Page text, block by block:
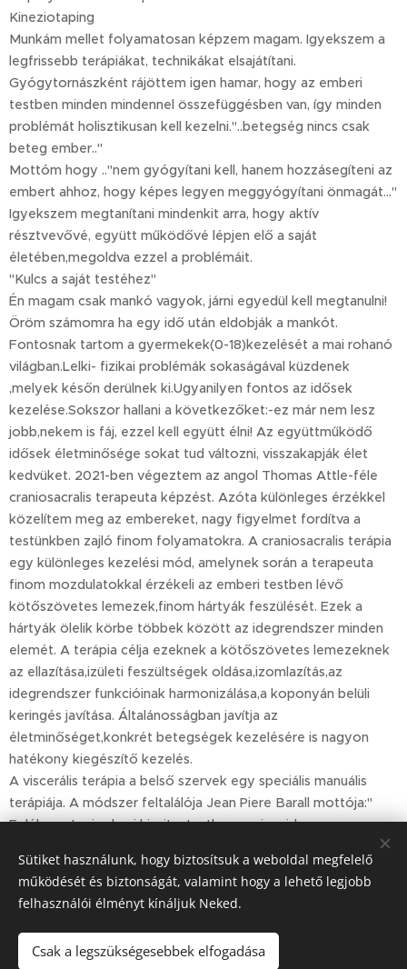
Kineziotaping
Munkám mellet folyamatosan képzem magam. Igyekszem a
legfrissebb terápiákat, technikákat elsajátítani.
Gyógytornászként rájöttem igen hamar, hogy az emberi
testben minden mindennel összefüggésben van, így minden
problémát holisztikusan kell kezelni."..betegség nincs csak
beteg ember.."
Mottóm hogy .."nem gyógyítani kell, hanem hozzásegíteni az
embert ahhoz, hogy képes legyen meggyógyítani önmagát..."
Igyekszem megtanítani mindenkit arra, hogy aktív
résztvevővé, együtt működővé lépjen elő a saját
életében,megoldva ezzel a problémáit.
"Kulcs a saját testéhez"
Én magam csak mankó vagyok, járni egyedül kell megtanulni!
Öröm számomra ha egy idő után eldobják a mankót.
Fontosnak tartom a gyermekek(0-18)kezelését a mai rohanó
világban.Lelki- fizikai problémák sokaságával küzdenek
,melyek későn derülnek ki.Ugyanilyen fontos az idősek
kezelése.Sokszor hallani a következőket:-ez már nem lesz
jobb,nekem is fáj, ezzel kell együtt élni! Az együttműködő
idősek életminősége sokat tud változni, visszakapják élet
kedvüket. 2021-ben végeztem az angol Thomas Attle-féle
craniosacralis terapeuta képzést. Azóta különleges érzékkel
közelítem meg az embereket, nagy figyelmet fordítva a
testünkben zajló finom folyamatokra. A craniosacralis terápia
egy különleges kezelési mód, amelynek során a terapeuta
finom mozdulatokkal érzékeli az emberi testben lévő
kötőszövetes lemezek,finom hártyák feszülését. Ezek a
hártyák ölelik körbe többek között az idegrendszer minden
elemét. A terápia célja ezeknek a kötőszövetes lemezeknek
az ellazítása,izületi feszültségek oldása,izomlazítás,az
idegrendszer funkcióinak harmonizálása,a koponyán belüli
keringés javítása. Általánosságban javítja az
életminőséget,konkrét betegségek kezelésére is nagyon
hatékony kiegészítő kezelés.
A viscerális terápia a belső szervek egy speciális manuális
terápiája. A módszer feltalálója Jean Piere Barall mottója:"
Felébreszteni valami kicsit a testben, ami majd nagy
teljes egyensúlyának visszaállítása a belső szervek és a többi
szerv között.
"Az idegrendszer számára a legfontosabb dolog a
biztonság.Amikor biztonságban vagyunk csodálatos dolgok
történnek velünk!!
Sütiket használunk, hogy biztosítsuk a weboldal megfelelő
működését és biztonságát, valamint hogy a lehető legjobb
felhasználói élményt kínáljuk Neked.
Csak a legszükségesebbek elfogadása